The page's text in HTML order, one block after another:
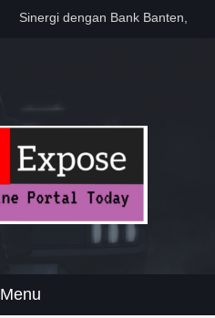
Sinergi dengan Bank Banten,
141 Tahun Stasiun Slawi : “Dari
Angkut Hasil Bumi hingga
Gerakkan Kehidupan
Masyarakat”
Menu